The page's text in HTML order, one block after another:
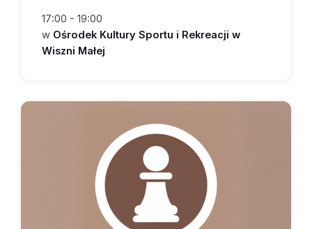
17:00 - 19:00
w Ośrodek Kultury Sportu i Rekreacji w
Wiszni Małej